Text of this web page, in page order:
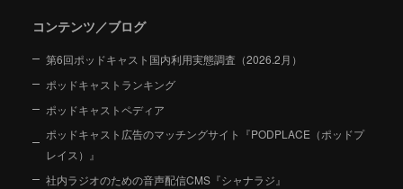
コンテンツ／ブログ
第6回ポッドキャスト国内利用実態調査（2026.2月）
ポッドキャストランキング
ポッドキャストペディア
ポッドキャスト広告のマッチングサイト『PODPLACE（ポッドプ
レイス）』
社内ラジオのための音声配信CMS『シャナラジ』